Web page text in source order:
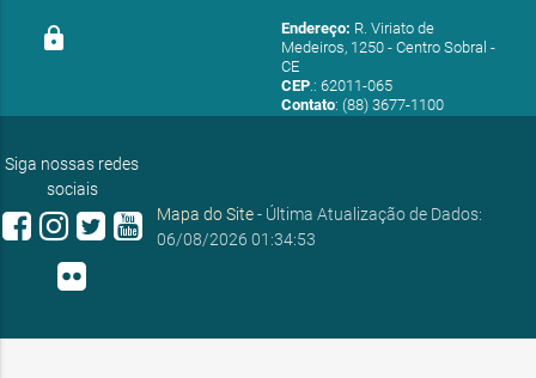
lock Endereço: R. Viriato de
Medeiros, 1250 - Centro Sobral -
CE
CEP.: 62011-065
Contato: (88) 3677-1100
Siga nossas redes
sociais
Mapa do Site- Última Atualização de Dados:
06/08/2026 01:34:53